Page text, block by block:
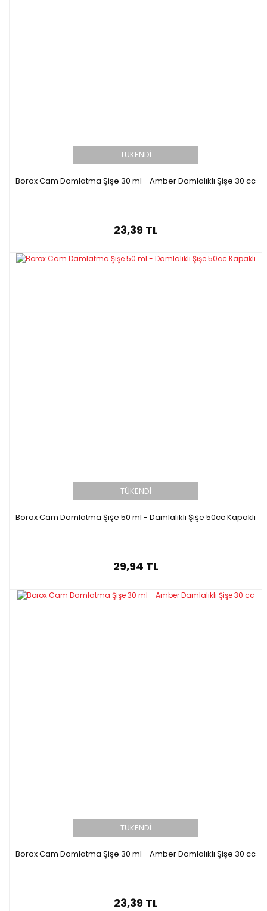
TÜKENDİ
Borox Cam Damlatma Şişe 30 ml - Amber Damlalıklı Şişe 30 cc
23,39 TL
TÜKENDİ
Borox Cam Damlatma Şişe 50 ml - Damlalıklı Şişe 50cc Kapaklı
29,94 TL
TÜKENDİ
Borox Cam Damlatma Şişe 30 ml - Amber Damlalıklı Şişe 30 cc
23,39 TL